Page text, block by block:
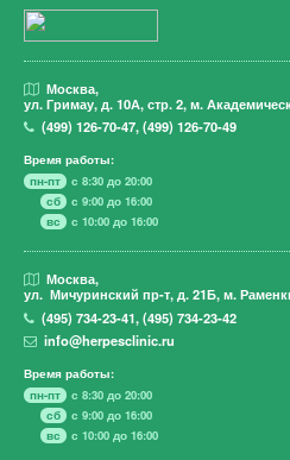
Москва,
ул. Гримау, д. 10А, стр. 2, м.
(499)126-70-47,(499)126-70-49
Время работы:
пн-пт
с 8:30 до 20:00
сб
с 9:00 до 16:00
вс
с 10:00 до 16:00
Москва,
ул. Мичуринский пр-т,д. 21Б, м.
(495)734-23-41,(495)734-23-42
info@herpesclinic.ru
Время работы:
пн-пт
с 8:30 до 20:00
сб
с 9:00 до 16:00
вс
с 10:00 до 16:00